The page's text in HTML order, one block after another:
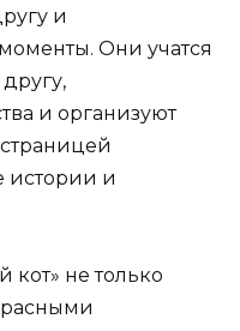
и
Они учатся
и организуют
истории и
кот» не только